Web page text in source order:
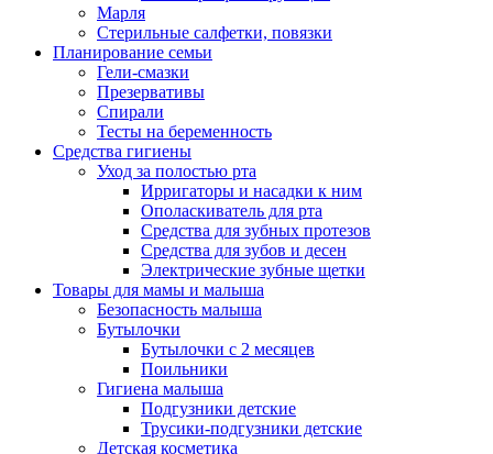
Марля
Стерильные салфетки, повязки
Планирование семьи
Гели-смазки
Презервативы
Спирали
Тесты на беременность
Средства гигиены
Уход за полостью рта
Ирригаторы и насадки к ним
Ополаскиватель для рта
Средства для зубных протезов
Средства для зубов и десен
Электрические зубные щетки
Товары для мамы и малыша
Безопасность малыша
Бутылочки
Бутылочки с 2 месяцев
Поильники
Гигиена малыша
Подгузники детские
Трусики-подгузники детские
Детская косметика